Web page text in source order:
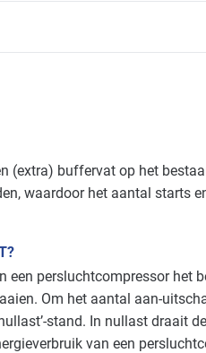
toepasbaar in de volgende
Basis
(extra) buffervat op het
waardoor het aantal starts
een persluchtcompressor het
Om het aantal aan-
stand. In nullast draait
van een